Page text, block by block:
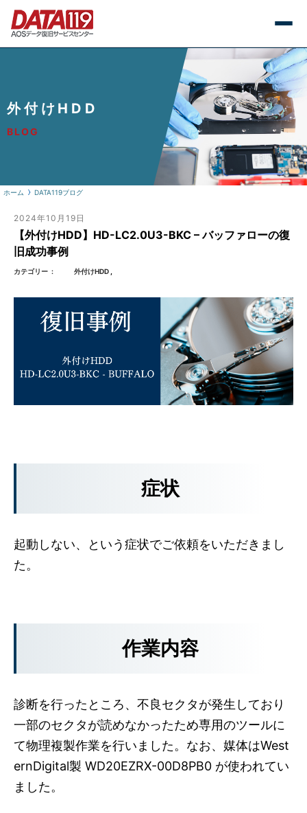
外付けHDD
BLOG
ホーム DATA119ブログ
2024年10月19日
【外付けHDD】HD-LC2.0U3-BKC – バッファローの復
旧成功事例
カテゴリー 外付けHDD
症状
起動しない、という症状でご依頼をいただきまし
た。
作業内容
診断を行ったところ、不良セクタが発生しており
一部のセクタが読めなかったため専用のツールに
て物理複製作業を行いました。なお、媒体はWest
ernDigital製 WD20EZRX-00D8PB0 が使われてい
ました。